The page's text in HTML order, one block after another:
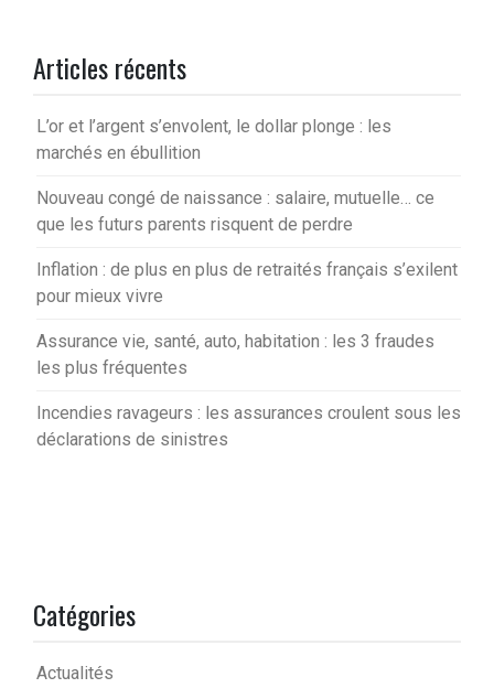
Articles récents
L’or et l’argent s’envolent, le dollar plonge : les
marchés en ébullition
Nouveau congé de naissance : salaire, mutuelle… ce
que les futurs parents risquent de perdre
Inflation : de plus en plus de retraités français s’exilent
pour mieux vivre
Assurance vie, santé, auto, habitation : les 3 fraudes
les plus fréquentes
Incendies ravageurs : les assurances croulent sous les
déclarations de sinistres
Catégories
Actualités